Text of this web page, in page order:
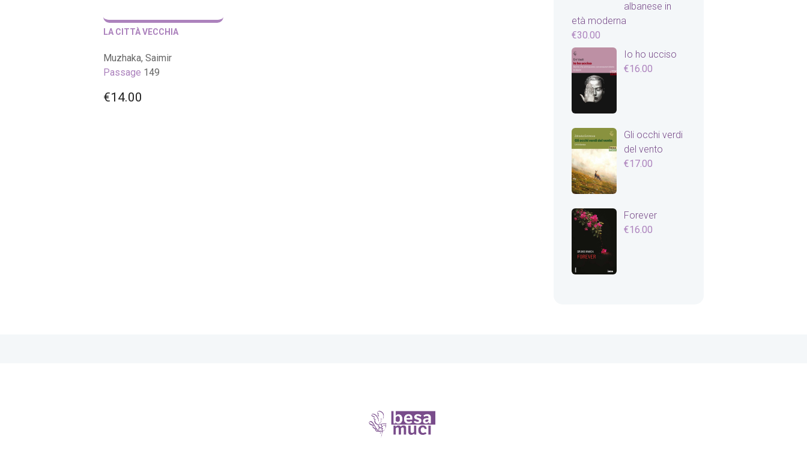
LA CITTÀ VECCHIA
Muzhaka, Saimir
Passage 149
€14.00
albanese in
età moderna
€30.00
Io ho ucciso
€16.00
Gli occhi verdi
del vento
€17.00
Forever
€16.00